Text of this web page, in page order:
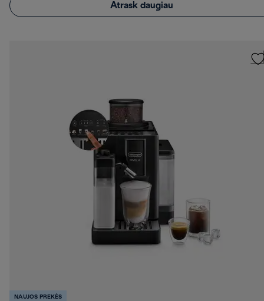
Atrask daugiau
NAUJOS PREKĖS